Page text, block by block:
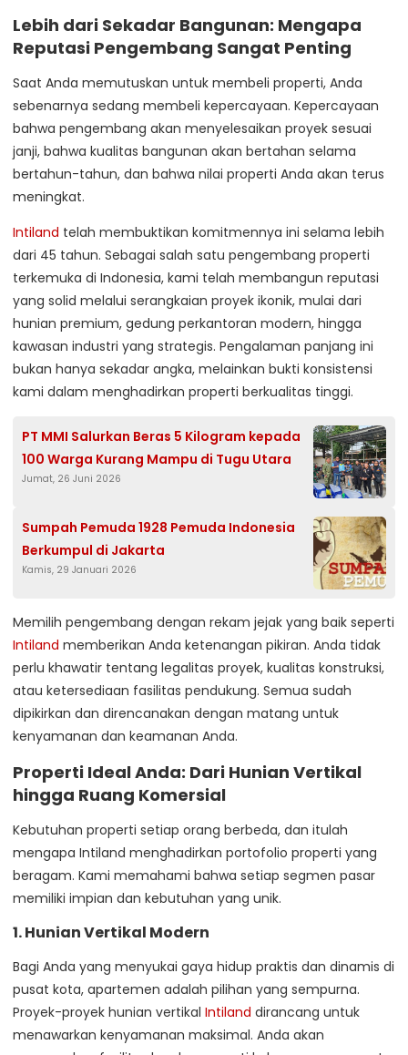
Lebih dari Sekadar Bangunan: Mengapa
Reputasi Pengembang Sangat Penting
Saat Anda memutuskan untuk membeli properti, Anda
sebenarnya sedang membeli kepercayaan. Kepercayaan
bahwa pengembang akan menyelesaikan proyek sesuai
janji, bahwa kualitas bangunan akan bertahan selama
bertahun-tahun, dan bahwa nilai properti Anda akan terus
meningkat.
Intiland telah membuktikan komitmennya ini selama lebih
dari 45 tahun. Sebagai salah satu pengembang properti
terkemuka di Indonesia, kami telah membangun reputasi
yang solid melalui serangkaian proyek ikonik, mulai dari
hunian premium, gedung perkantoran modern, hingga
kawasan industri yang strategis. Pengalaman panjang ini
bukan hanya sekadar angka, melainkan bukti konsistensi
kami dalam menghadirkan properti berkualitas tinggi.
PT MMI Salurkan Beras 5 Kilogram kepada
100 Warga Kurang Mampu di Tugu Utara
Jumat, 26 Juni 2026
Sumpah Pemuda 1928 Pemuda Indonesia
Berkumpul di Jakarta
Kamis, 29 Januari 2026
Memilih pengembang dengan rekam jejak yang baik seperti
Intiland memberikan Anda ketenangan pikiran. Anda tidak
perlu khawatir tentang legalitas proyek, kualitas konstruksi,
atau ketersediaan fasilitas pendukung. Semua sudah
dipikirkan dan direncanakan dengan matang untuk
kenyamanan dan keamanan Anda.
Properti Ideal Anda: Dari Hunian Vertikal
hingga Ruang Komersial
Kebutuhan properti setiap orang berbeda, dan itulah
mengapa Intiland menghadirkan portofolio properti yang
beragam. Kami memahami bahwa setiap segmen pasar
memiliki impian dan kebutuhan yang unik.
1. Hunian Vertikal Modern
Bagi Anda yang menyukai gaya hidup praktis dan dinamis di
pusat kota, apartemen adalah pilihan yang sempurna.
Proyek-proyek hunian vertikal Intiland dirancang untuk
menawarkan kenyamanan maksimal. Anda akan